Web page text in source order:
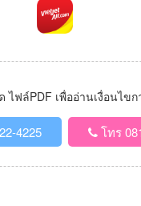
ฟล์PDF เพื่ออ่านเงื่อนไขก
4225 โทร